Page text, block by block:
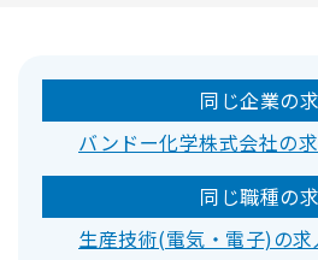
同じ企業の
バンドー化学株式会社の
同じ職種の
生産技術(電気・電子)の